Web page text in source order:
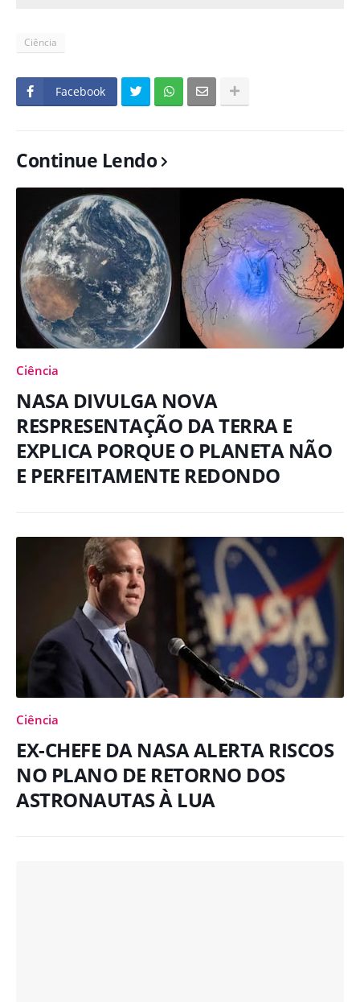
Ciência
Facebook
Continue Lendo
Ciência
NASA DIVULGA NOVA
RESPRESENTAÇÃO DA TERRA E
EXPLICA PORQUE O PLANETA NÃO
E PERFEITAMENTE REDONDO
Ciência
EX-CHEFE DA NASA ALERTA RISCOS
NO PLANO DE RETORNO DOS
ASTRONAUTAS À LUA